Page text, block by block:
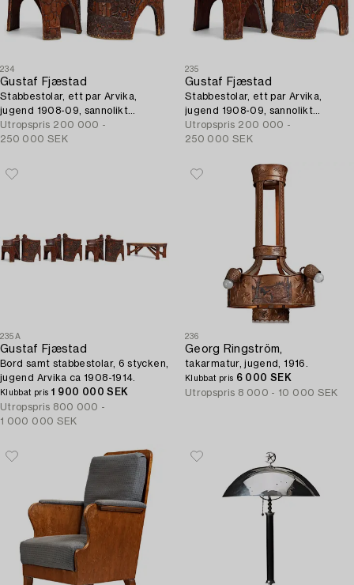
234
Gustaf Fjæstad
Stabbestolar, ett par Arvika,
jugend 1908-09, sannolikt
skulpterade av Adolf Swanson,
Ola Eriksson samt.
Utropspris 200 000 -
250 000 SEK
235
Gustaf Fjæstad
Stabbestolar, ett par Arvika,
jugend 1908-09, sannolikt
skulpterade av Adolf Swanson,
Ola Eriksson samt.
Utropspris 200 000 -
250 000 SEK
235A
Gustaf Fjæstad
Bord samt stabbestolar, 6 stycken,
jugend Arvika ca 1908-1914.
Klubbat pris 1 900 000 SEK
Utropspris 800 000 -
1 000 000 SEK
236
Georg Ringström,
takarmatur, jugend, 1916.
Klubbat pris 6 000 SEK
Utropspris 8 000 - 10 000 SEK